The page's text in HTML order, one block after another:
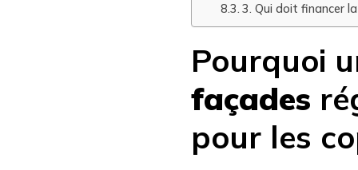
3. Qui doit financer
Pourquoi
façades
pour les